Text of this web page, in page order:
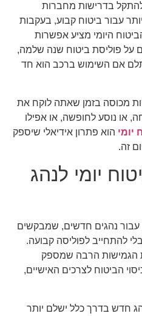
בדרישות מחברות
עבור ביטוח קבוע, בעקבות
היומי מציע אפשרות
על פוליסת ביטוח שנה שלמה,
אם השימוש ברכב הוא חד
מכוסה בזמן שאתה לוקח את
או נוסע לחופשה, או אפילו
יומיהוא פתרון אידיאלי שיספק
זה.
יומי לנהג
עבור נהגים חדשים, שמבקשים
להתחייב לפוליסה קבועה.
הגמישות הרבה שמספק
הביטוח לצרכים האישיים,
חדש בדרך כלל ישלם יותר